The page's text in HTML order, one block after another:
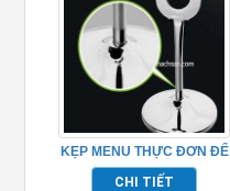
KẸP MENU THỰC ĐƠN ĐỂ
BÀN – TP697153
CHI TIẾT